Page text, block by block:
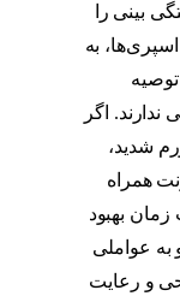
بینی را
به
اگر
شدید،
همراه
بهبود
به عواملی
و رعایت